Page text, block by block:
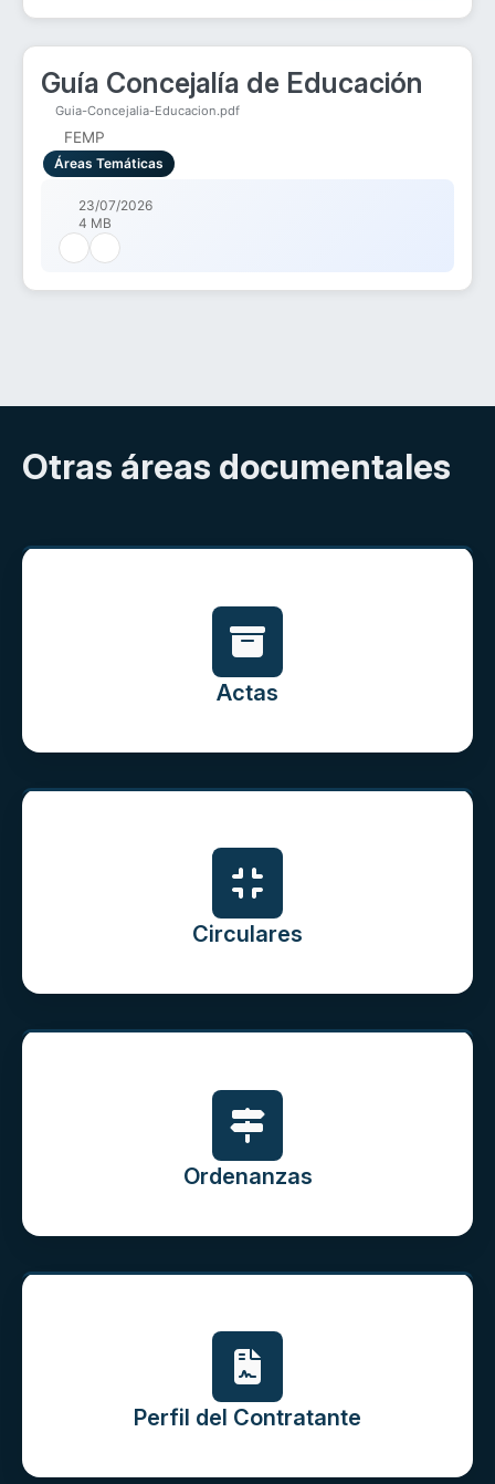
Guía Concejalía de Educación
Guia-Concejalia-Educacion.pdf
FEMP
Áreas Temáticas
23/07/2026
4 MB
Otras áreas documentales
Actas
Circulares
Ordenanzas
Perfil del Contratante